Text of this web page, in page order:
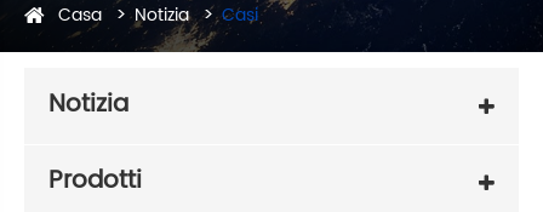
Casa Notizia Casi
Notizia
Prodotti